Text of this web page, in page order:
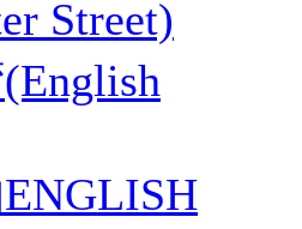
Street)